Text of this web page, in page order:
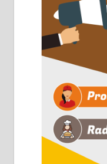
Чистим
061/32-13-445